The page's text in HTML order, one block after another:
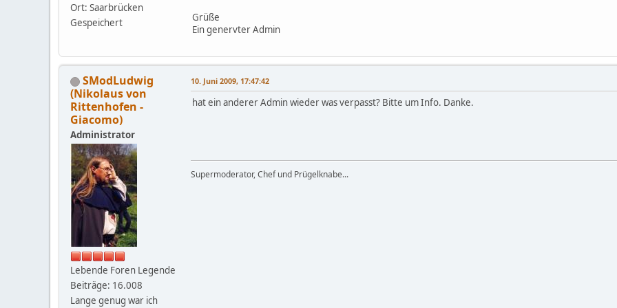
Ort: Saarbrücken
Gespeichert
Grüße
Ein genervter Admin
SModLudwig
(Nikolaus von
Rittenhofen -
Giacomo)
Administrator
Lebende Foren Legende
Beiträge: 16.008
Lange genug war ich
10. Juni 2009, 17:47:42
hat ein anderer Admin wieder was verpasst? Bitte um Info. Danke.
Supermoderator, Chef und Prügelknabe...